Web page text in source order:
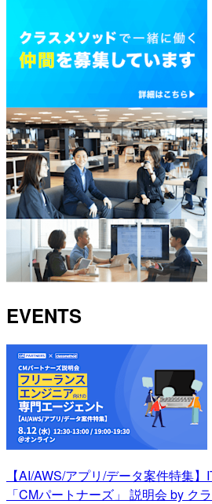
EVENTS
【AI/AWS/アプリ/データ案件特集
「CMパートナーズ」 説明会 by ク